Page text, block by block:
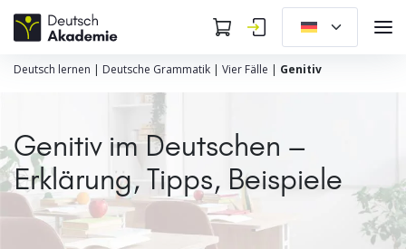
Deutsch lernen | Deutsche Grammatik | Vier Fälle | Genitiv
Genitiv im Deutschen –
Erklärung, Tipps, Beispiele